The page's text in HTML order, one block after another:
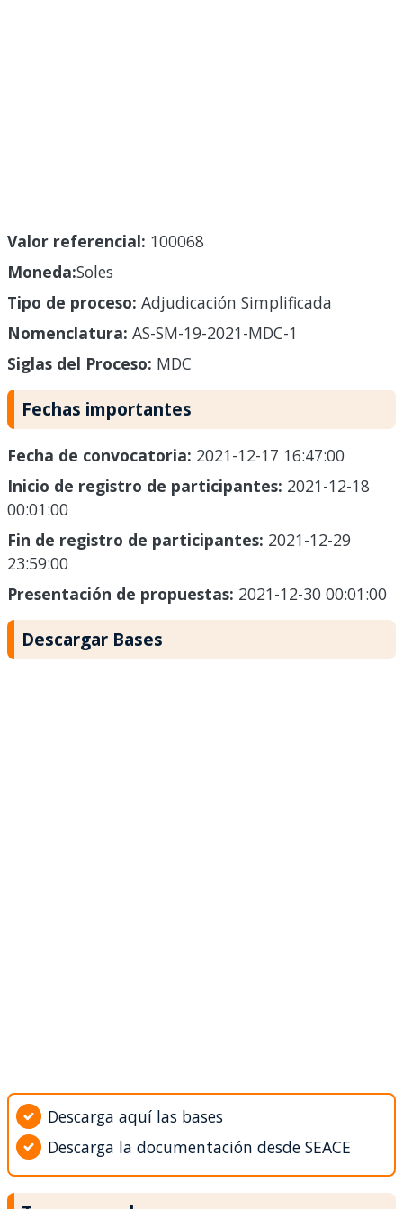
Valor referencial: 100068
Moneda:Soles
Tipo de proceso: Adjudicación Simplificada
Nomenclatura: AS-SM-19-2021-MDC-1
Siglas del Proceso: MDC
Fechas importantes
Fecha de convocatoria: 2021-12-17 16:47:00
Inicio de registro de participantes: 2021-12-18
00:01:00
Fin de registro de participantes: 2021-12-29
23:59:00
Presentación de propuestas: 2021-12-30 00:01:00
Descargar Bases
Descarga aquí las bases
Descarga la documentación desde SEACE